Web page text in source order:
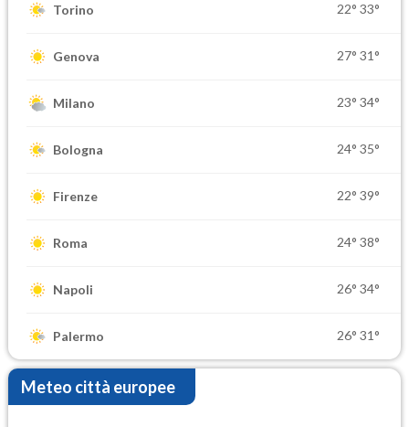
Torino 22° 33°
Genova 27° 31°
Milano 23° 34°
Bologna 24° 35°
Firenze 22° 39°
Roma 24° 38°
Napoli 26° 34°
Palermo 26° 31°
Meteo città europee